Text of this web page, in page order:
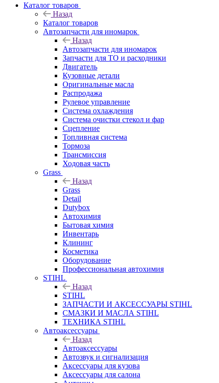
Каталог товаров
Назад
Каталог товаров
Автозапчасти для иномарок
Назад
Автозапчасти для иномарок
Запчасти для ТО и расходники
Двигатель
Кузовные детали
Оригинальные масла
Распродажа
Рулевое управление
Система охлаждения
Система очистки стекол и фар
Сцепление
Топливная система
Тормоза
Трансмиссия
Ходовая часть
Grass
Назад
Grass
Detail
Dutybox
Автохимия
Бытовая химия
Инвентарь
Клининг
Косметика
Оборудование
Профессиональная автохимия
STIHL
Назад
STIHL
ЗАПЧАСТИ И АКСЕССУАРЫ STIHL
СМАЗКИ И МАСЛА STIHL
ТЕХНИКА STIHL
Автоаксессуары
Назад
Автоаксессуары
Автозвук и сигнализация
Аксессуары для кузова
Аксессуары для салона